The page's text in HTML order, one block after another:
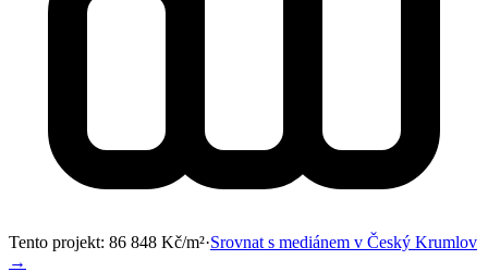
Tento projekt: 86 848 Kč/m²·Srovnat s mediánem v Český Krumlov
→